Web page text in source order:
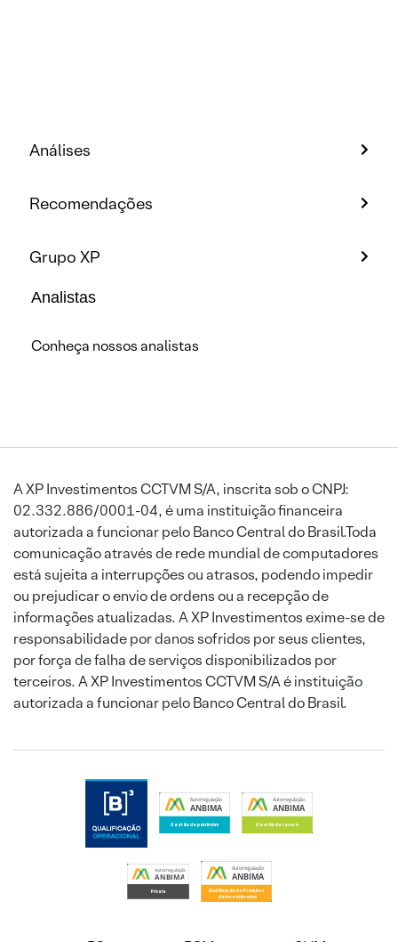
Análises
Recomendações
Grupo XP
Analistas
Conheça nossos analistas
A XP Investimentos CCTVM S/A, inscrita sob o CNPJ:
02.332.886/0001-04, é uma instituição financeira
autorizada a funcionar pelo Banco Central do Brasil.Toda
comunicação através de rede mundial de computadores
está sujeita a interrupções ou atrasos, podendo impedir
ou prejudicar o envio de ordens ou a recepção de
informações atualizadas. A XP Investimentos exime-se de
responsabilidade por danos sofridos por seus clientes,
por força de falha de serviços disponibilizados por
terceiros. A XP Investimentos CCTVM S/A é instituição
autorizada a funcionar pelo Banco Central do Brasil.